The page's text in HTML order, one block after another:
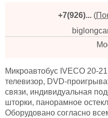
+7(926)... (
Микроавтобус IVECO 20-
телевизор, DVD-
связи, индивидуальная
шторки, панорамное
Оборудовано согласно